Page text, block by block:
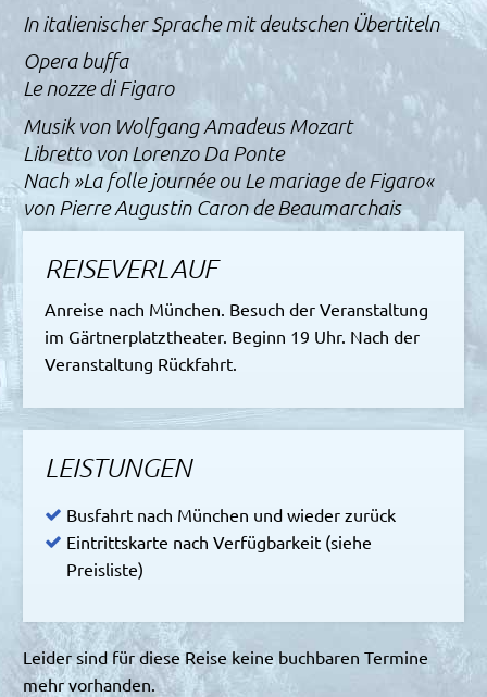
In italienischer Sprache mit deutschen Übertiteln
Opera buffa
Le nozze di Figaro
Musik von Wolfgang Amadeus Mozart
Libretto von Lorenzo Da Ponte
Nach »La folle journée ou Le mariage de Figaro«
von Pierre Augustin Caron de Beaumarchais
REISEVERLAUF
Anreise nach München. Besuch der Veranstaltung
im Gärtnerplatztheater. Beginn 19 Uhr. Nach der
Veranstaltung Rückfahrt.
LEISTUNGEN
Busfahrt nach München und wieder zurück
Eintrittskarte nach Verfügbarkeit (siehe
Preisliste)
Leider sind für diese Reise keine buchbaren Termine
mehr vorhanden.